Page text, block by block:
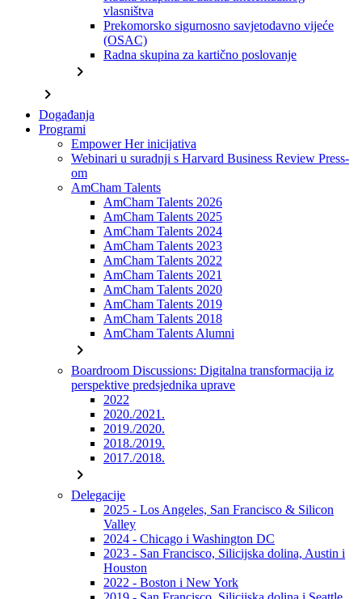
vlasništva
Prekomorsko sigurnosno savjetodavno vijeće
(OSAC)
Radna skupina za kartično poslovanje
chevron_right
chevron_right
Događanja
Programi
Empower Her inicijativa
Webinari u suradnji s Harvard Business Review Press-
om
AmCham Talents
AmCham Talents 2026
AmCham Talents 2025
AmCham Talents 2024
AmCham Talents 2023
AmCham Talents 2022
AmCham Talents 2021
AmCham Talents 2020
AmCham Talents 2019
AmCham Talents 2018
AmCham Talents Alumni
chevron_right
Boardroom Discussions: Digitalna transformacija iz
perspektive predsjednika uprave
2022
2020./2021.
2019./2020.
2018./2019.
2017./2018.
chevron_right
Delegacije
2025 - Los Angeles, San Francisco & Silicon
Valley
2024 - Chicago i Washington DC
2023 - San Francisco, Silicijska dolina, Austin i
Houston
2022 - Boston i New York